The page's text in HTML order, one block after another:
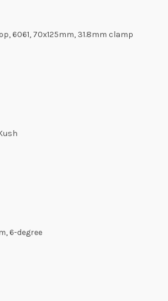
6061, 70x125mm, 31.8mm clamp
6-degree